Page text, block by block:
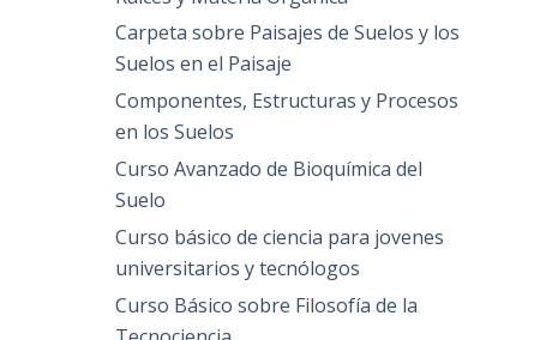
Carpeta sobre Paisajes de Suelos y los
Suelos en el Paisaje
Componentes, Estructuras y Procesos
en los Suelos
Curso Avanzado de Bioquímica del
Suelo
Curso básico de ciencia para jovenes
universitarios y tecnólogos
Curso Básico sobre Filosofía de la